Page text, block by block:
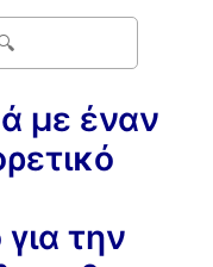
με έναν
την